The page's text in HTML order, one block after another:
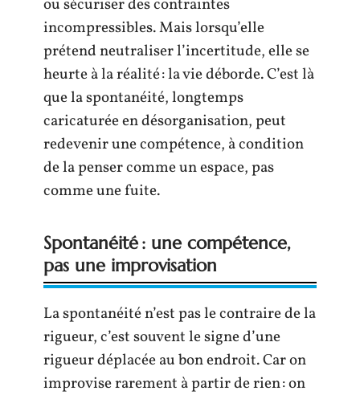
ou sécuriser des contraintes
incompressibles. Mais lorsqu’elle
prétend neutraliser l’incertitude, elle se
heurte à la réalité : la vie déborde. C’est là
que la spontanéité, longtemps
caricaturée en désorganisation, peut
redevenir une compétence, à condition
de la penser comme un espace, pas
comme une fuite.
Spontanéité : une compétence,
pas une improvisation
La spontanéité n’est pas le contraire de la
rigueur, c’est souvent le signe d’une
rigueur déplacée au bon endroit. Car on
improvise rarement à partir de rien : on